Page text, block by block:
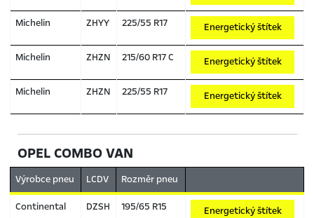
Michelin ZHYY 225/55 R17 Energetický štítek
Michelin ZHZN 215/60 R17 C Energetický štítek
Michelin ZHZN 225/55 R17 Energetický štítek
OPEL COMBO VAN
Výrobce pneu LCDV Rozměr pneu
Continental DZSH 195/65 R15 Energetický štítek